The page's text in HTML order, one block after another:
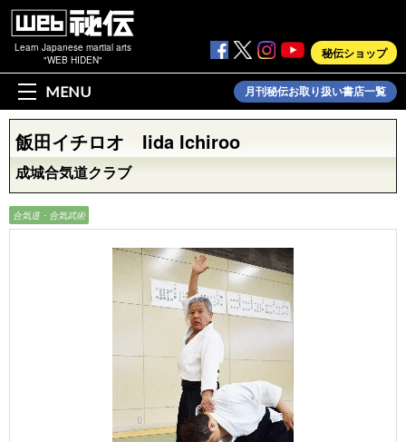
Learn Japanese martial arts
"WEB HIDEN"
秘伝ショップ
MENU 月刊秘伝お取り扱い書店一覧
飯田イチロオ Iida Ichiroo
成城合気道クラブ
合気道・合気武術